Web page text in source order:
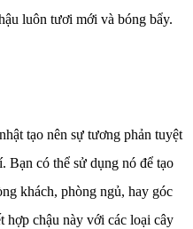
luôn tươi mới và bóng bẩy.
tạo nên sự tương phản tuyệt
Bạn có thể sử dụng nó để tạo
khách, phòng ngủ, hay góc
hợp chậu này với các loại cây